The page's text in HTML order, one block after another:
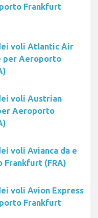
Frankfurt
voli Atlantic Air
per Aeroporto
voli Austrian
Aeroporto
voli Avianca da e
Frankfurt (FRA)
voli Avion Express
Frankfurt